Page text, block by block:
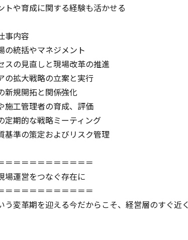
トや育成に関する経験も活かせる
事内容
の統括やマネジメント
スの見直しと現場改革の推進
の拡大戦略の立案と実行
新規開拓と関係強化
施工管理者の育成、評価
定期的な戦略ミーティング
基準の策定およびリスク管理
＝＝＝＝＝＝＝＝＝＝＝
場運営をつなぐ存在に
＝＝＝＝＝＝＝＝＝＝＝
う変革期を迎える今だからこそ、経営層のすぐ